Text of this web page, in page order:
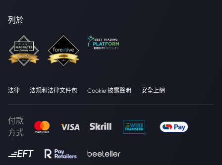
列於
法律 法規和法律文件包 Cookie 披露聲明 安全上網
付款
方式